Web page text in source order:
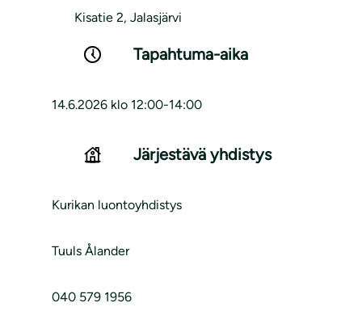
Kisatie 2, Jalasjärvi
Tapahtuma-aika
14.6.2026 klo 12:00-14:00
Järjestävä yhdistys
Kurikan luontoyhdistys
Tuuls Ålander
040 579 1956